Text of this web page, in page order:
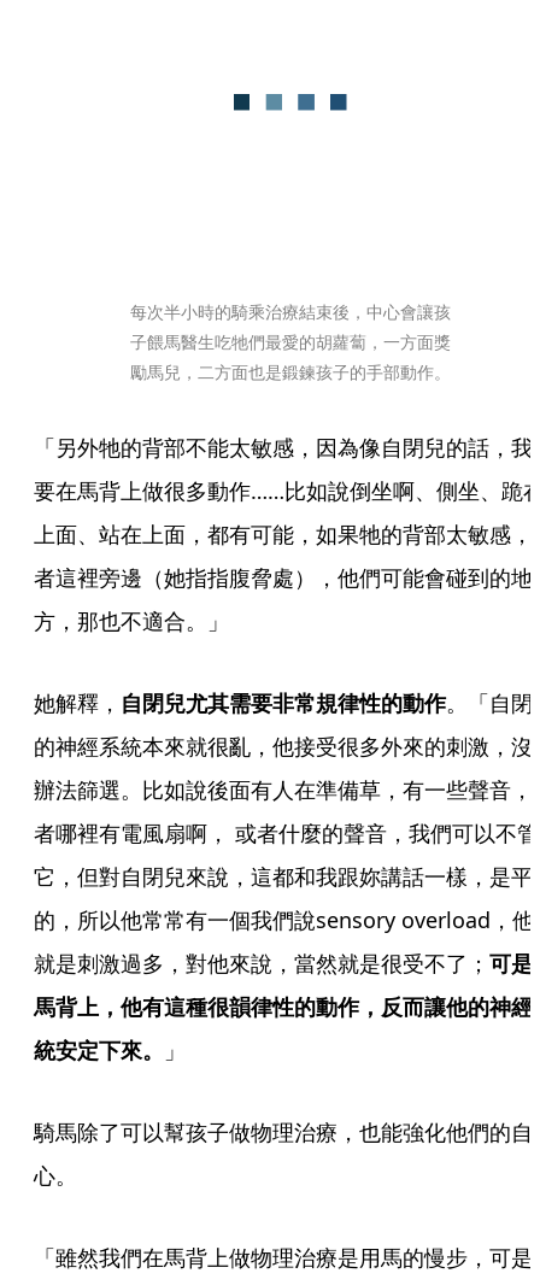
每次半小時的騎乘治療結束後，中心會讓孩
子餵馬醫生吃牠們最愛的胡蘿蔔，一方面獎
勵馬兒，二方面也是鍛鍊孩子的手部動作。
「另外牠的背部不能太敏感，因為像自閉兒的話，我
要在馬背上做很多動作……比如說倒坐啊、側坐、跪
上面、站在上面，都有可能，如果牠的背部太敏感，
者這裡旁邊（她指指腹脅處），他們可能會碰到的地
方，那也不適合。」
她解釋， 自閉兒尤其需要非常規律性的動作。「自閉
的神經系統本來就很亂，他接受很多外來的刺激，沒
辦法篩選。比如說後面有人在準備草，有一些聲音，
者哪裡有電風扇啊， 或者什麼的聲音，我們可以不管
它，但對自閉兒來說，這都和我跟妳講話一樣，是平
的，所以他常常有一個我們說sensory overload，他
就是刺激過多，對他來說，當然就是很受不了； 可是
馬背上，他有這種很韻律性的動作，反而讓他的神經
統安定下來。
」
騎馬除了可以幫孩子做物理治療，也能強化他們的自
心。
「雖然我們在馬背上做物理治療是用馬的慢步，可是